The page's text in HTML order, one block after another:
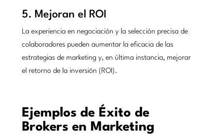
5. Mejoran el ROI
La experiencia en negociación y la selección precisa de
colaboradores pueden aumentar la eficacia de las
estrategias de marketing y, en última instancia, mejorar
el retorno de la inversión (ROI).
Ejemplos de Éxito de
Brokers en Marketing